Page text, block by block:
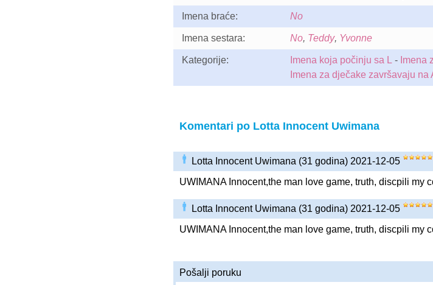
Imena braće: No
Imena sestara: No, Teddy, Yvonne
Kategorije: Imena koja počinju sa L - Imena
Imena za dječake završavaju na
Komentari po Lotta Innocent Uwimana
Lotta Innocent Uwimana (31 godina) 2021-12-05
UWIMANA Innocent,the man love game, truth, discpili my
Lotta Innocent Uwimana (31 godina) 2021-12-05
UWIMANA Innocent,the man love game, truth, discpili my
Pošalji poruku